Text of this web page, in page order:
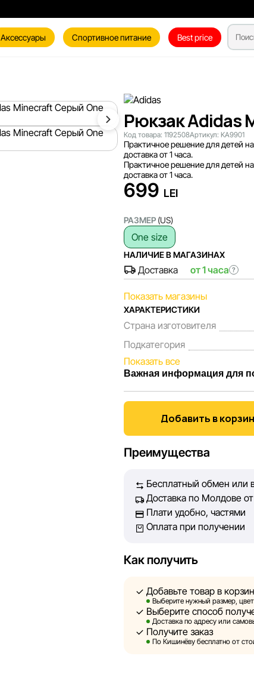
Аксессуары Спортивное питание Best price
Рюкзак Adidas
Код товара: 1192508Артикул: KA9901
Практичное решение для детей
доставка от 1 часа.
Практичное решение для детей
доставка от 1 часа.
699 LEI
РАЗМЕР (US)
One size
НАЛИЧИЕ В МАГАЗИНАХ
Доставка от 1 часа ?
Показать магазины
ХАРАКТЕРИСТИКИ
Страна изготовителя
Подкатегория
Показать все
Важная информация для
Мы, команда сети
Каждый день мы работаем
представленная на сайте,
принять лучшее решение о
Однако, несмотря на
абсолютную точность всех
технических ошибок или
актуальность информации
Sportlandia оставляет за
предварительного
и потребительские
являются
информация о товарах
Добавить в
Преимущества
Бесплатный обмен или
Доставка по Молдове от
Плати удобно, частями
Оплата при получении
Как получить
Добавьте товар в
Выберите нужный размер,
Выберите способ
Доставка по адресу или
Получите заказ
По Кишинёву бесплатно от